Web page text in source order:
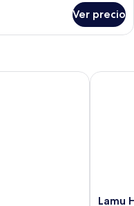
Ver precio
Lamu
Lamu
Lamu